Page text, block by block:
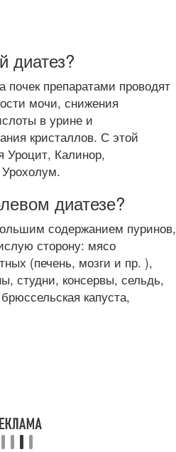
диатез?
почек препаратами проводят
мочи, снижения
в урине и
кристаллов. С этой
Уроцит, Калинор,
диатезе?
содержанием пуринов,
сторону: мясо
(печень, мозги и пр. ),
студни, консервы, сельдь,
капуста,